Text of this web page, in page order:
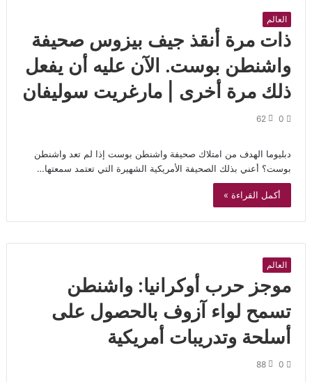
العالم
ذات مرة أنقذ جيف بيزوس صحيفة
واشنطن بوست. الآن عليه أن يفعل
ذلك مرة أخرى | مارغريت سوليفان
0
62
دبليوما الهدف من امتلاك صحيفة واشنطن بوست إذا لم تعد واشنطن
بوست؟ أعني بذلك الصحيفة الأمريكية الشهيرة التي تعتمد سمعتها…
أكمل القراءة »
العالم
موجز حرب أوكرانيا: واشنطن
تسمح لواء آزوف بالحصول على
أسلحة وتدريبات أمريكية
0
88